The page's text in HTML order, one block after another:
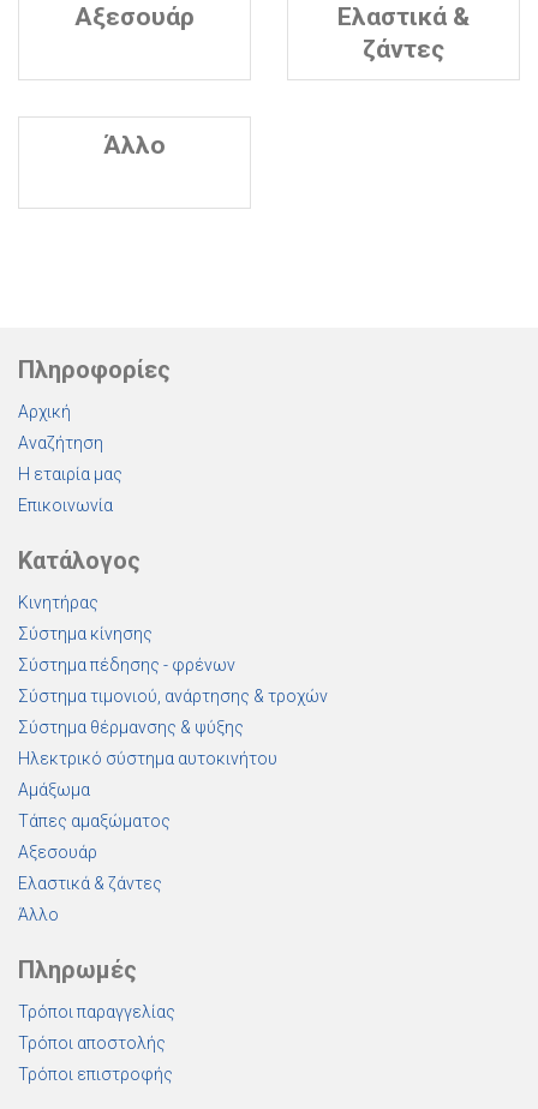
Αξεσουάρ
Ελαστικά &
ζάντες
Άλλο
Πληροφορίες
Αρχική
Αναζήτηση
Η εταιρία μας
Επικοινωνία
Κατάλογος
Κινητήρας
Σύστημα κίνησης
Σύστημα πέδησης - φρένων
Σύστημα τιμονιού, ανάρτησης & τροχών
Σύστημα θέρμανσης & ψύξης
Ηλεκτρικό σύστημα αυτοκινήτου
Αμάξωμα
Τάπες αμαξώματος
Αξεσουάρ
Ελαστικά & ζάντες
Άλλο
Πληρωμές
Τρόποι παραγγελίας
Τρόποι αποστολής
Τρόποι επιστροφής